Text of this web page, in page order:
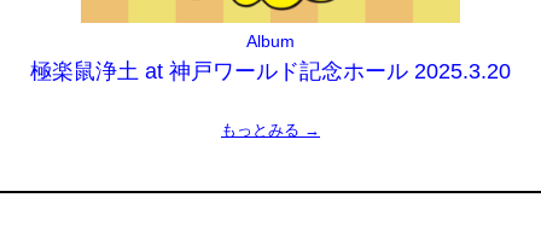
Album
極楽鼠浄土 at 神戸ワールド記念ホール 2025.3.20
もっとみる →